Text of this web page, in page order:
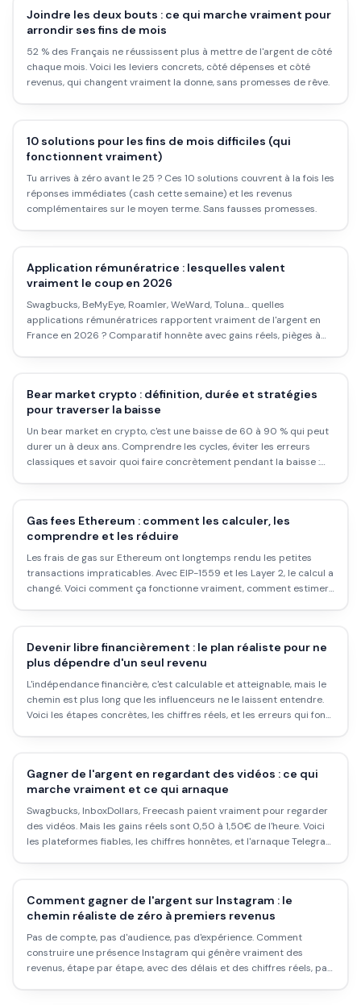
Joindre les deux bouts : ce qui marche vraiment pour
arrondir ses fins de mois
52 % des Français ne réussissent plus à mettre de l'argent de côté
chaque mois. Voici les leviers concrets, côté dépenses et côté
revenus, qui changent vraiment la donne, sans promesses de rêve.
10 solutions pour les fins de mois difficiles (qui
fonctionnent vraiment)
Tu arrives à zéro avant le 25 ? Ces 10 solutions couvrent à la fois les
réponses immédiates (cash cette semaine) et les revenus
complémentaires sur le moyen terme. Sans fausses promesses.
Application rémunératrice : lesquelles valent
vraiment le coup en 2026
Swagbucks, BeMyEye, Roamler, WeWard, Toluna... quelles
applications rémunératrices rapportent vraiment de l'argent en
France en 2026 ? Comparatif honnête avec gains réels, pièges à
Bear market crypto : définition, durée et stratégies
pour traverser la baisse
Un bear market en crypto, c'est une baisse de 60 à 90 % qui peut
durer un à deux ans. Comprendre les cycles, éviter les erreurs
classiques et savoir quoi faire concrètement pendant la baisse :
Gas fees Ethereum : comment les calculer, les
comprendre et les réduire
Les frais de gas sur Ethereum ont longtemps rendu les petites
transactions impraticables. Avec EIP-1559 et les Layer 2, le calcul a
changé. Voici comment ça fonctionne vraiment, comment estimer
Devenir libre financièrement : le plan réaliste pour ne
plus dépendre d'un seul revenu
L'indépendance financière, c'est calculable et atteignable, mais le
chemin est plus long que les influenceurs ne le laissent entendre.
Voici les étapes concrètes, les chiffres réels, et les erreurs qui font
Gagner de l'argent en regardant des vidéos : ce qui
marche vraiment et ce qui arnaque
Swagbucks, InboxDollars, Freecash paient vraiment pour regarder
des vidéos. Mais les gains réels sont 0,50 à 1,50€ de l'heure. Voici
les plateformes fiables, les chiffres honnêtes, et l'arnaque Telegram
Comment gagner de l'argent sur Instagram : le
chemin réaliste de zéro à premiers revenus
Pas de compte, pas d'audience, pas d'expérience. Comment
construire une présence Instagram qui génère vraiment des
revenus, étape par étape, avec des délais et des chiffres réels, pas